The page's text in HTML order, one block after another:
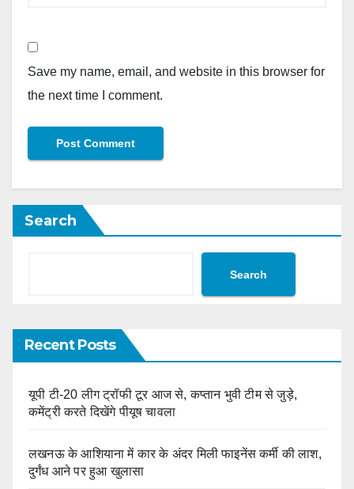
Save my name, email, and website in this browser for
the next time I comment.
Search
Search
Recent Posts
यूपी टी-20 लीग ट्रॉफी टूर आज से, कप्तान भुवी टीम से जुड़े,
कमेंट्री करते दिखेंगे पीयूष चावला
लखनऊ के आशियाना में कार के अंदर मिली फाइनेंस कर्मी की लाश,
दुर्गंध आने पर हुआ खुलासा